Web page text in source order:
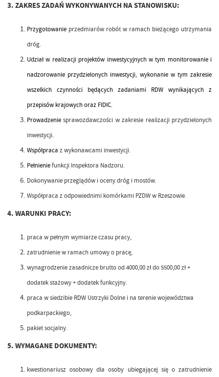
3. ZAKRES ZADAŃ WYKONYWANYCH NA STANOWISKU:
Przygotowanie przedmiarów robót w ramach bieżącego utrzymania
dróg.
Udział w realizacji projektów inwestycyjnych w tym monitorowanie i
nadzorowanie przydzielonych inwestycji, wykonanie w tym zakresie
wszelkich czynności będących zadaniami RDW wynikających z
przepisów krajowych oraz FIDIC.
Prowadzeniesprawozdawczości w zakresie realizacji przydzielonych
inwestycji.
Współpraca z wykonawcami inwestycji.
Pełnieniefunkcji Inspektora Nadzoru.
Dokonywanie przeglądów i oceny dróg i mostów.
Współpraca z odpowiednimi komórkami PZDW w Rzeszowie.
4. WARUNKI PRACY:
praca w pełnym wymiarze czasu pracy,
zatrudnienie w ramach umowy o pracę,
wynagrodzenie zasadnicze bruttood 4000,00 zł do 5500,00 zł +
dodatek stażowy+ dodatek funkcyjny.
praca w siedzibie RDW Ustrzyki Dolne i na terenie województwa
podkarpackiego,
pakiet socjalny.
5. WYMAGANE DOKUMENTY:
kwestionariusz osobowy dla osoby ubiegającej się o zatrudnienie